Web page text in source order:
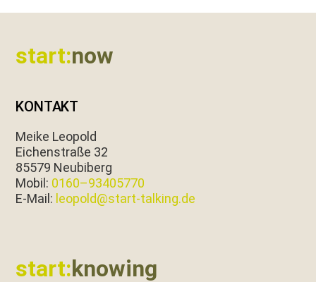
start:now
KONTAKT
Meike Leopold
Eichen­straße 32
85579 Neubiberg
Mobil: 0160–93405770
E‑Mail: leopold@start-talking.de
start:knowing